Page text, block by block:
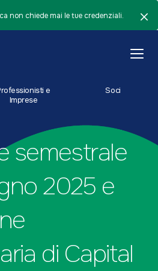
non chiede mai le tue credenziali.
e
Imprese
Soci
semestrale
2025 e
di Capital